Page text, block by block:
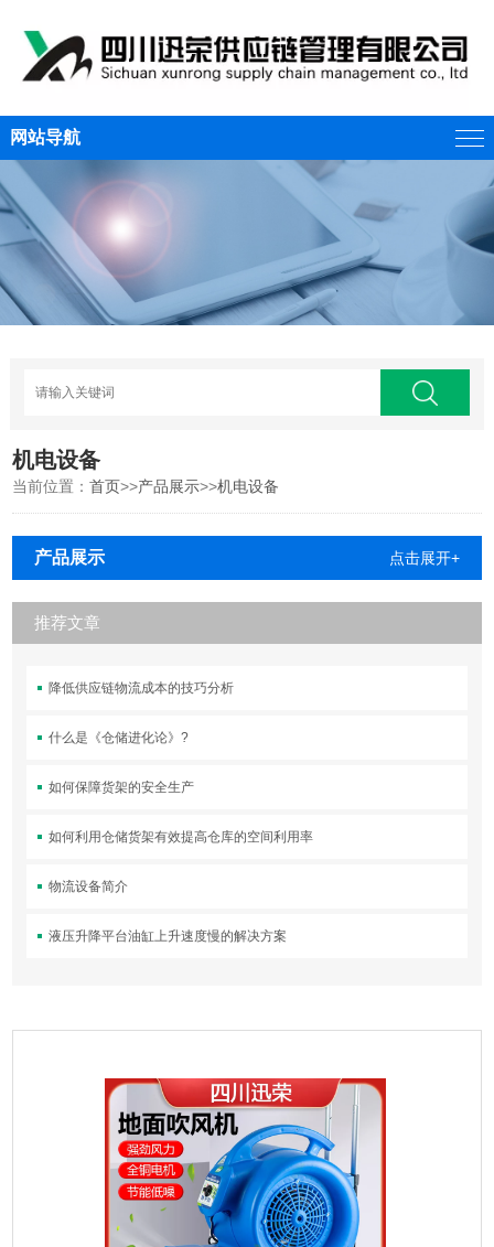
网站导航
机电设备
当前位置：首页>>产品展示>>机电设备
产品展示 点击展开+
推荐文章
降低供应链物流成本的技巧分析
什么是《仓储进化论》?
如何保障货架的安全生产
如何利用仓储货架有效提高仓库的空间利用率
物流设备简介
液压升降平台油缸上升速度慢的解决方案